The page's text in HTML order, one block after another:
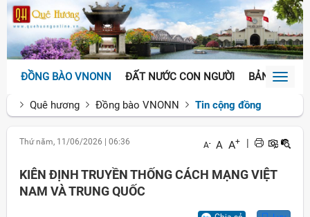
ĐỒNG BÀO VNONN ĐẤT NƯỚC CON NGƯỜI BẢN SẮCToggle
Quê hương
Đồng bào VNONN Tin cộng đồng
Thứ năm, 11/06/2026 06:36 A- A A+
KIÊN ĐỊNH TRUYỀN THỐNG CÁCH MẠNG VIỆT
NAM VÀ TRUNG QUỐC